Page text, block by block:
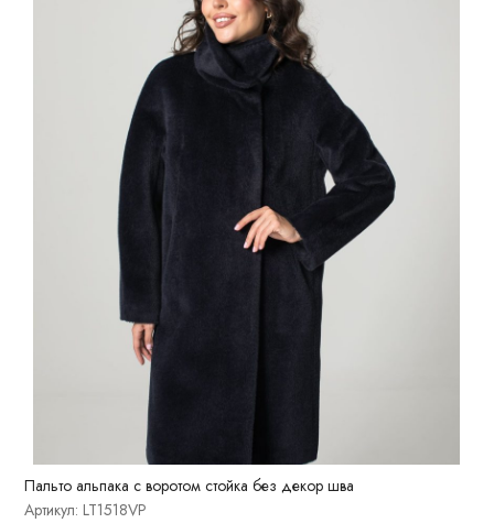
Пальто альпака с воротом стойка без декор шва
Артикул: LT1518VP